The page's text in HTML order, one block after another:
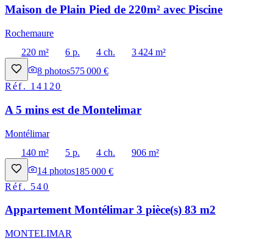
Maison de Plain Pied de 220m² avec Piscine
Rochemaure
220 m²
6 p. 4 ch.
3 424 m²
8 photos575 000 €
Réf. 14120
A 5 mins est de Montelimar
Montélimar
140 m²
5 p. 4 ch.
906 m²
14 photos185 000 €
Réf. 540
Appartement Montélimar 3 pièce(s) 83 m2
MONTELIMAR